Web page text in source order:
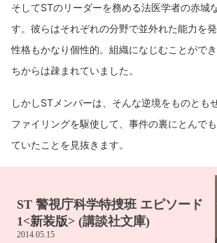
そしてSTのリーダーを務める法医学者の赤城
す。彼らはそれぞれの分野で並外れた能力を発
性格もかなり個性的。組織になじむことがで
ちからは疎まれていました。
しかしSTメンバーは、そんな逆境をものとも
ファイリングを駆使して、事件の裏にとんで
ていたことを見抜きます。